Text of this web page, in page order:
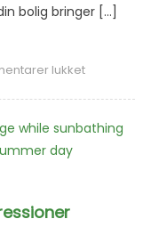
bolig bringer […]
lukket